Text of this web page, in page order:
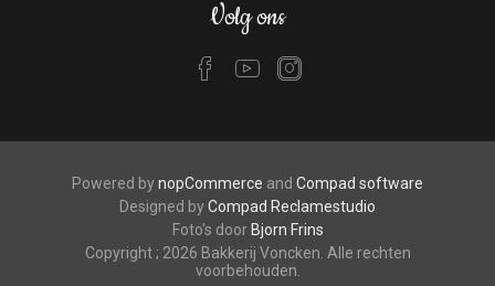
Volg ons
Powered bynopCommerce and Compad software
Designed byCompad Reclamestudio
Foto's door Bjorn Frins
Copyright ; 2026 Bakkerij Voncken. Alle rechten
voorbehouden.